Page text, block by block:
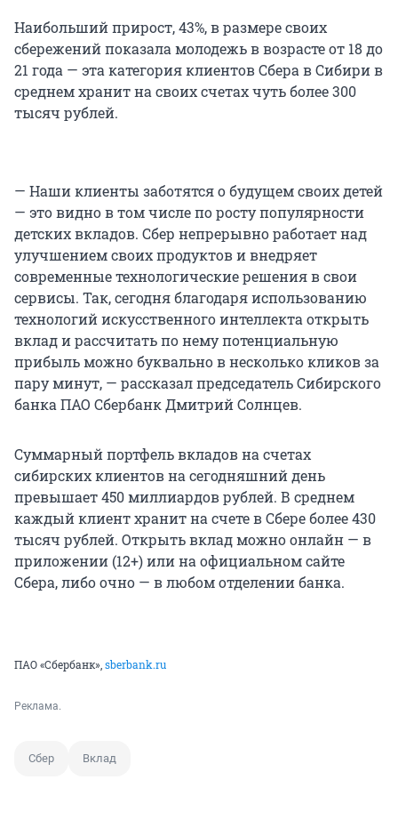
Наибольший прирост, 43%, в размере своих
сбережений показала молодежь в возрасте от 18 до
21 года — эта категория клиентов Сбера в Сибири в
среднем хранит на своих счетах чуть более 300
тысяч рублей.
— Наши клиенты заботятся о будущем своих детей
— это видно в том числе по росту популярности
детских вкладов. Сбер непрерывно работает над
улучшением своих продуктов и внедряет
современные технологические решения в свои
сервисы. Так, сегодня благодаря использованию
технологий искусственного интеллекта открыть
вклад и рассчитать по нему потенциальную
прибыль можно буквально в несколько кликов за
пару минут, — рассказал председатель Сибирского
банка ПАО Сбербанк Дмитрий Солнцев.
Суммарный портфель вкладов на счетах
сибирских клиентов на сегодняшний день
превышает 450 миллиардов рублей. В среднем
каждый клиент хранит на счете в Сбере более 430
тысяч рублей. Открыть вклад можно онлайн — в
приложении (12+) или на официальном сайте
Сбера, либо очно — в любом отделении банка.
ПАО «Сбербанк»,sberbank.ru
Реклама.
Сбер Вклад